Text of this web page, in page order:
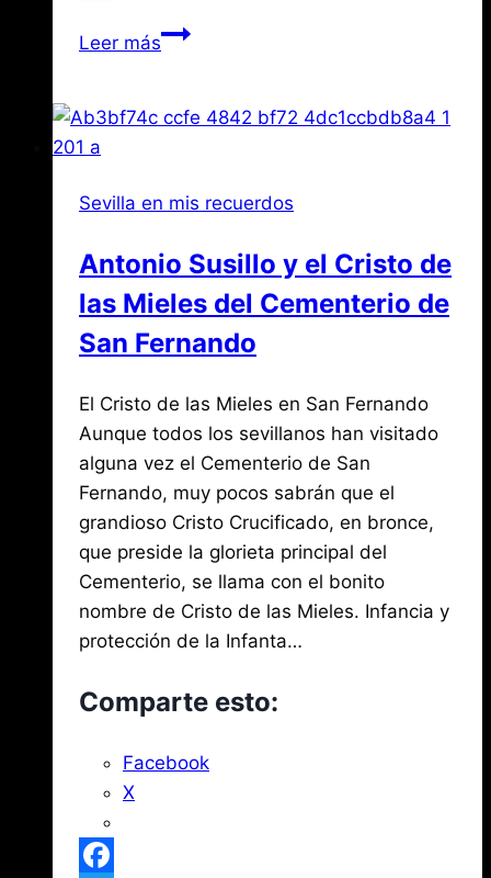
Leer másLas
de
Sevilla en mis recuerdos
Antonio Susillo y el Cristo de
las Mieles del Cementerio de
San Fernando
PorJose
María
de
Mena
abril
9,
2025agosto
3,
2026
El Cristo de las Mieles en San Fernando
Aunque todos los sevillanos han visitado
alguna vez el Cementerio de San
Fernando, muy pocos sabrán que el
grandioso Cristo Crucificado, en bronce,
que preside la glorieta principal del
Cementerio, se llama con el bonito
nombre de Cristo de las Mieles. Infancia y
protección de la Infanta…
Comparte esto:
Facebook
X